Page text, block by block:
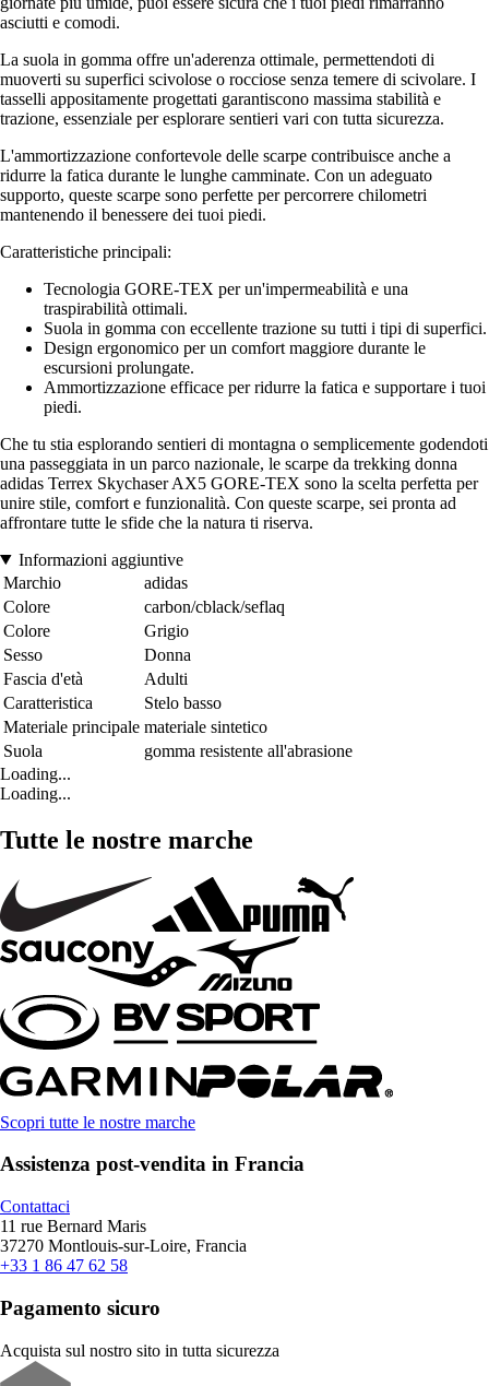
asciutti e comodi.
La suola in gomma offre un'aderenza ottimale, permettendoti di
muoverti su superfici scivolose o rocciose senza temere di scivolare. I
tasselli appositamente progettati garantiscono massima stabilità e
trazione, essenziale per esplorare sentieri vari con tutta sicurezza.
L'ammortizzazione confortevole delle scarpe contribuisce anche a
ridurre la fatica durante le lunghe camminate. Con un adeguato
supporto, queste scarpe sono perfette per percorrere chilometri
mantenendo il benessere dei tuoi piedi.
Caratteristiche principali:
Tecnologia GORE-TEX per un'impermeabilità e una
traspirabilità ottimali.
Suola in gomma con eccellente trazione su tutti i tipi di superfici.
Design ergonomico per un comfort maggiore durante le
escursioni prolungate.
Ammortizzazione efficace per ridurre la fatica e supportare i tuoi
piedi.
Che tu stia esplorando sentieri di montagna o semplicemente godendoti
una passeggiata in un parco nazionale, le scarpe da trekking donna
adidas Terrex Skychaser AX5 GORE-TEX sono la scelta perfetta per
unire stile, comfort e funzionalità. Con queste scarpe, sei pronta ad
affrontare tutte le sfide che la natura ti riserva.
Informazioni aggiuntive
Marchio
adidas
Colore
carbon/cblack/seflaq
Colore
Grigio
Sesso
Donna
Fascia d'età
Adulti
Caratteristica
Stelo basso
Materiale principale materiale sintetico
Suola
gomma resistente all'abrasione
Loading...
Loading...
Tutte le nostre marche
Scopri tutte le nostre marche
Assistenza post-vendita in Francia
Contattaci
11 rue Bernard Maris
37270 Montlouis-sur-Loire, Francia
+33 1 86 47 62 58
Pagamento sicuro
Acquista sul nostro sito in tutta sicurezza